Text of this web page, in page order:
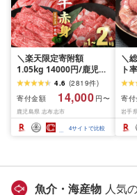
＼楽天限定寄附額
1.05kg 14000円/鹿児島
県産 黒毛和牛 牛肉 赤身
モモ ウデ (スライス or
焼肉)[計1kg~2.1kg / 定
期便 全3回] すき焼き し
ゃぶしゃぶ 国産 肉 国産
牛 お肉 モモ肉 牛しゃぶ
チク]
4.6 (2819件)
寄付金額
14,000 円〜
鹿児島県 志布志市
4サイトで比較
＼
ト
厚
ピ
内
届
と
寄
岩手
魚介・海産物 人気